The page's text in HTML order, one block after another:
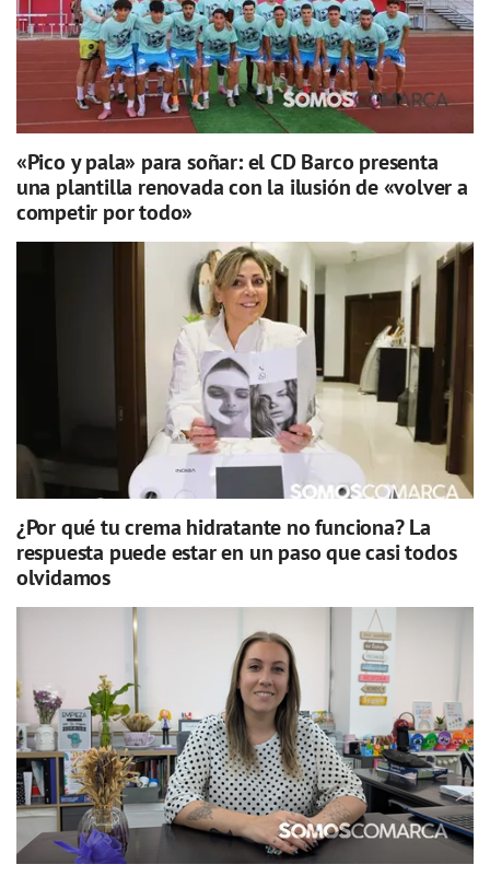
«Pico y pala» para soñar: el CD Barco presenta
una plantilla renovada con la ilusión de «volver a
competir por todo»
¿Por qué tu crema hidratante no funciona? La
respuesta puede estar en un paso que casi todos
olvidamos